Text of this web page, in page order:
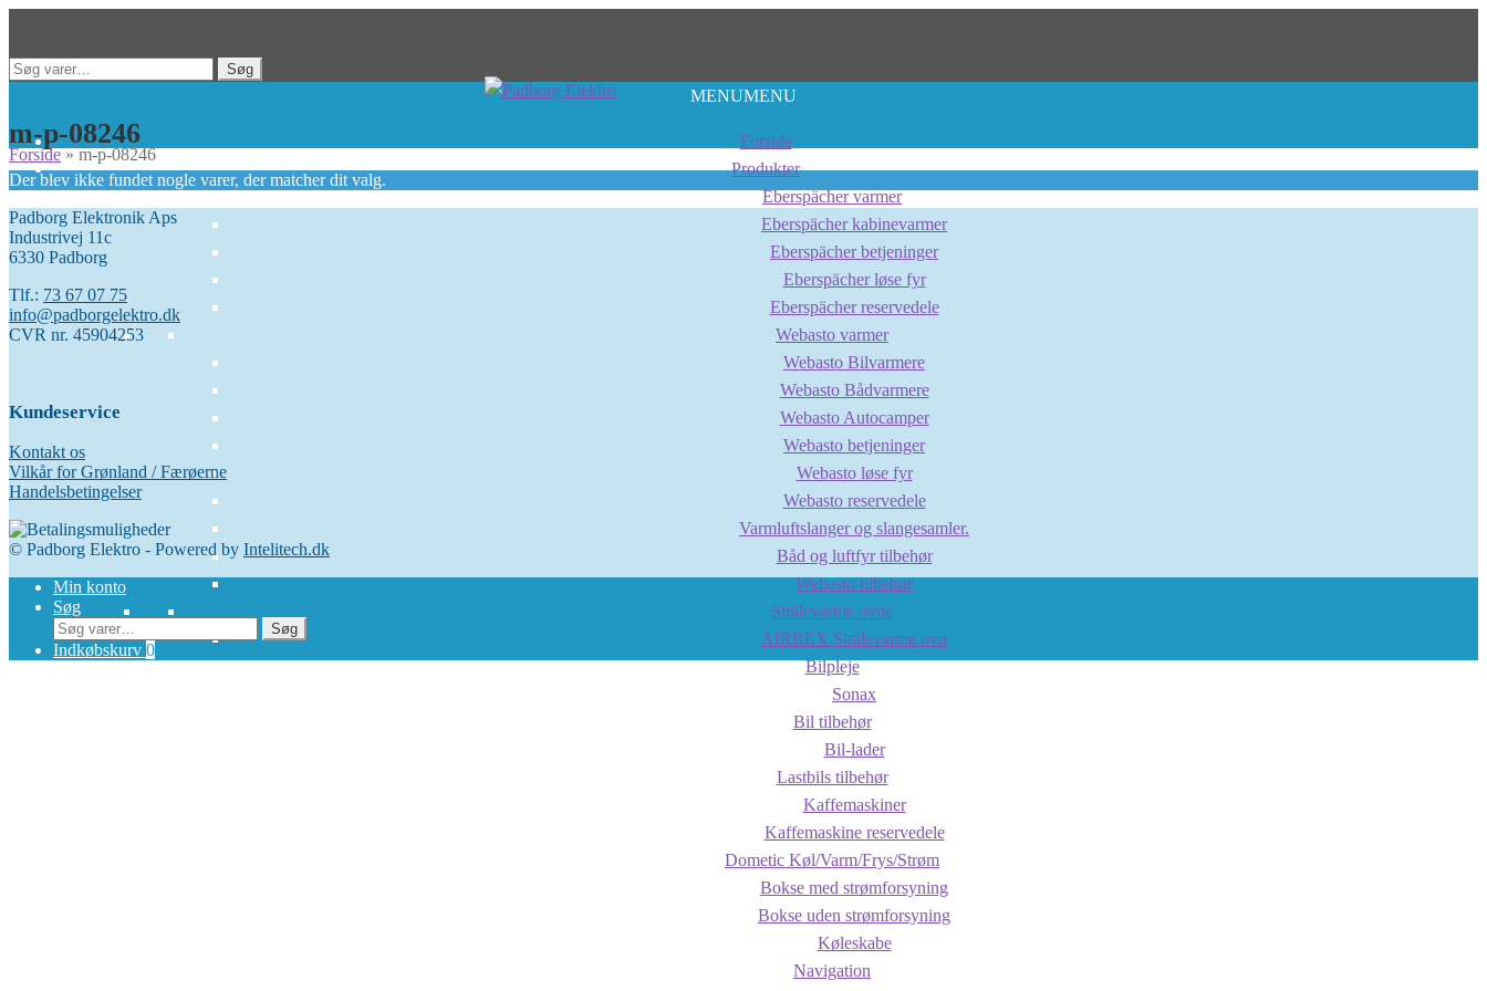
Spring
navigation
Spring
Søg
Søg
MENUMENU
Forside
Produkter
Eberspächer varmer
Eberspächer kabinevarmer
Eberspächer betjeninger
Eberspächer løse fyr
Eberspächer reservedele
Webasto varmer
Webasto Bilvarmere
Webasto Bådvarmere
Webasto Autocamper
Webasto betjeninger
Webasto løse fyr
Webasto reservedele
Varmluftslanger og slangesamler.
Båd og luftfyr tilbehør
Webasto tilbehør
Strålevarme ovne
AIRREX Strålevarme ovn
Bilpleje
Sonax
Bil tilbehør
Bil-lader
Lastbils tilbehør
Kaffemaskiner
Kaffemaskine reservedele
Dometic Køl/Varm/Frys/Strøm
Bokse med strømforsyning
Bokse uden strømforsyning
Køleskabe
Navigation
Forside»m-p-08246
m-p-08246
Der blev ikke fundet nogle varer, der matcher dit valg.
Padborg Elektronik Aps
Industrivej 11c
6330 Padborg
Tlf.: 73 67 07 75
info@padborgelektro.dk
CVR nr. 45904253
Kundeservice
Kontakt os
Vilkår for Grønland / Færøerne
Handelsbetingelser
© Padborg Elektro - Powered by Intelitech.dk
Min konto
Søg
Søg
efter:
Søg
Indkøbskurv 0